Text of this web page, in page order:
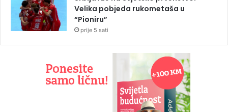
Velika pobjeda rukometaša u
“Pioniru”
prije 5 sati